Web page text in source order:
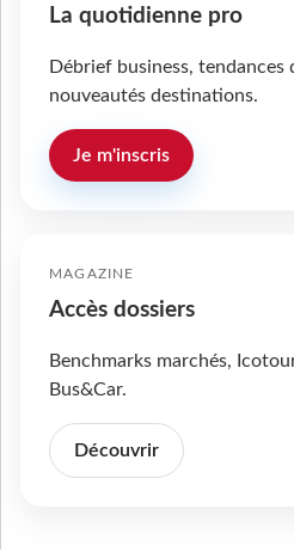
La quotidienne pro
Débrief business,
nouveautés destinations.
Je m'inscris
MAGAZINE
Accès dossiers
Benchmarks marchés,
Bus&Car.
Découvrir